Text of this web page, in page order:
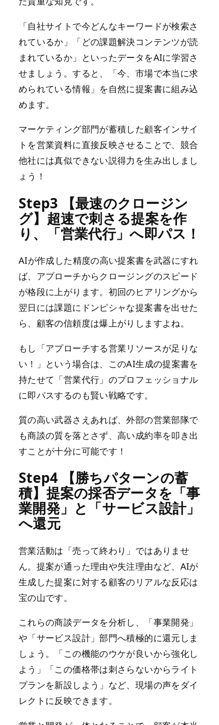
「自社サイトで今どんなキーワードが検索さ
れているか」「どの課題解決コンテンツが読
まれているか」といったデータをAIに学習さ
せましょう。すると、「今、市場で本当に求
められている情報」を自然に提案書に組み込
めます。
マーケティング部門が蓄積した顧客インサイ
トを営業資料に直接反映させることで、競合
他社には真似できない説得力を生み出しまし
ょう！
Step3 【最速のクロージン
グ】超速で刺さる提案を作
り、「営業代行」へ即パス！
AIが作成した精度の高い提案書を武器にすれ
ば、アプローチからクロージングのスピード
が格段に上がります。初回のヒアリングから
翌日には課題にドンピシャな提案書を出せた
ら、顧客の信頼度は爆上がりしますよね。
もし「アプローチする営業リソースが足りな
い！」という場合は、このAI生成の提案書を
持たせて「営業代行」のプロフェッショナル
に即パスするのも賢い戦略です。
質の高い武器さえあれば、外部の営業部隊で
も商談の質を落とさず、高い成約率を叩き出
すことが十分に可能です！
Step4 【勝ちパターンの蓄
積】提案の採否データを「事
業開発」と「サービス設計」
へ還元
営業活動は「売って終わり」ではありませ
ん。提案が通った理由や失注理由など、AIが
生成した提案に対する顧客のリアルな反応は
宝の山です。
これらの商談データを分析し、「事業開発」
や「サービス設計」部門へ積極的に還元しま
しょう。「この機能のウケが良いから強化し
よう」「この価格帯は刺さらないからライト
プランを新設しよう」など、現場の声をダイ
レクトに反映できます。